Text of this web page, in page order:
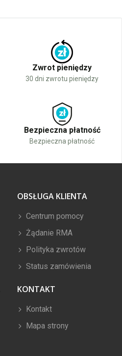
Zwrot pieniędzy
30 dni zwrotu pieniędzy
Bezpieczna płatność
Bezpieczna płatność
OBSŁUGA KLIENTA
Centrum pomocy
Żądanie RMA
Polityka zwrotów
Status zamówienia
KONTAKT
Kontakt
Mapa strony